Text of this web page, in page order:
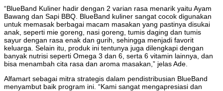
“BlueBand Kuliner hadir dengan 2 varian rasa menarik yaitu Ayam
Bawang dan Sapi BBQ. BlueBand kuliner sangat cocok digunakan
untuk memasak berbagai macam masakan yang pastinya disukai
anak, seperti mie goreng, nasi goreng, tumis daging dan tumis
sayur dengan rasa enak dan gurih, sehingga menjadi favorit
keluarga. Selain itu, produk ini tentunya juga dilengkapi dengan
banyak nutrisi seperti Omega 3 dan 6, serta 6 vitamin lainnya, dan
bisa menambah cita rasa dan aroma masakan,” jelas Ade.
Alfamart sebagai mitra strategis dalam pendistribusian BlueBand
menyambut baik program ini. “Kami sangat mengapresiasi dan